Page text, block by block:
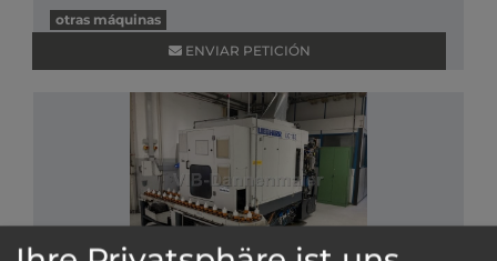
Más información
otras máquinas
ENVIAR PETICIÓN